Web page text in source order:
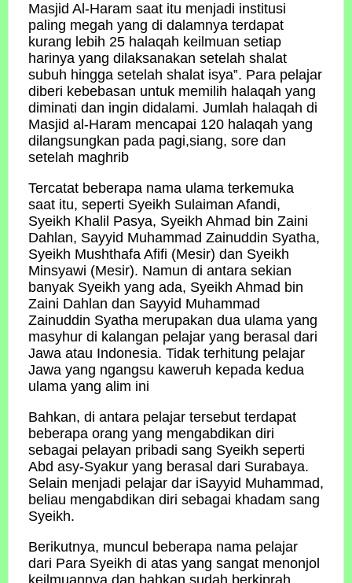
Masjid Al-Haram saat itu menjadi institusi
paling megah yang di dalamnya terdapat
kurang lebih 25 halaqah keilmuan setiap
harinya yang dilaksanakan setelah shalat
subuh hingga setelah shalat isya‟. Para pelajar
diberi kebebasan untuk memilih halaqah yang
diminati dan ingin didalami. Jumlah halaqah di
Masjid al-Haram mencapai 120 halaqah yang
dilangsungkan pada pagi,siang, sore dan
setelah maghrib
Tercatat beberapa nama ulama terkemuka
saat itu, seperti Syeikh Sulaiman Afandi,
Syeikh Khalil Pasya, Syeikh Ahmad bin Zaini
Dahlan, Sayyid Muhammad Zainuddin Syatha,
Syeikh Mushthafa Afifi (Mesir) dan Syeikh
Minsyawi (Mesir). Namun di antara sekian
banyak Syeikh yang ada, Syeikh Ahmad bin
Zaini Dahlan dan Sayyid Muhammad
Zainuddin Syatha merupakan dua ulama yang
masyhur di kalangan pelajar yang berasal dari
Jawa atau Indonesia. Tidak terhitung pelajar
Jawa yang ngangsu kaweruh kepada kedua
ulama yang alim ini
Bahkan, di antara pelajar tersebut terdapat
beberapa orang yang mengabdikan diri
sebagai pelayan pribadi sang Syeikh seperti
Abd asy-Syakur yang berasal dari Surabaya.
Selain menjadi pelajar dar iSayyid Muhammad,
beliau mengabdikan diri sebagai khadam sang
Syeikh.
Berikutnya, muncul beberapa nama pelajar
dari Para Syeikh di atas yang sangat menonjol
keilmuannya dan bahkan sudah berkiprah